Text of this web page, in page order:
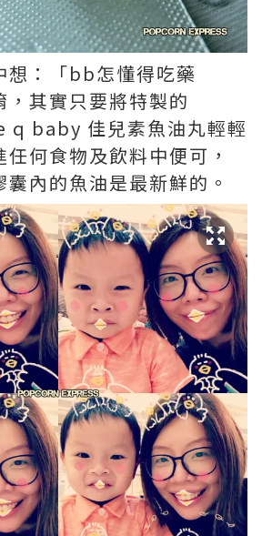
想：「bb怎懂得吃藥
，其實只要將特製的
q baby 佳兒素魚油丸輕輕
何食物及飲料中便可，
內的魚油是最新鮮的。